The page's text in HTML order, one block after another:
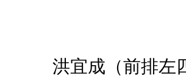
洪宜成（前排左